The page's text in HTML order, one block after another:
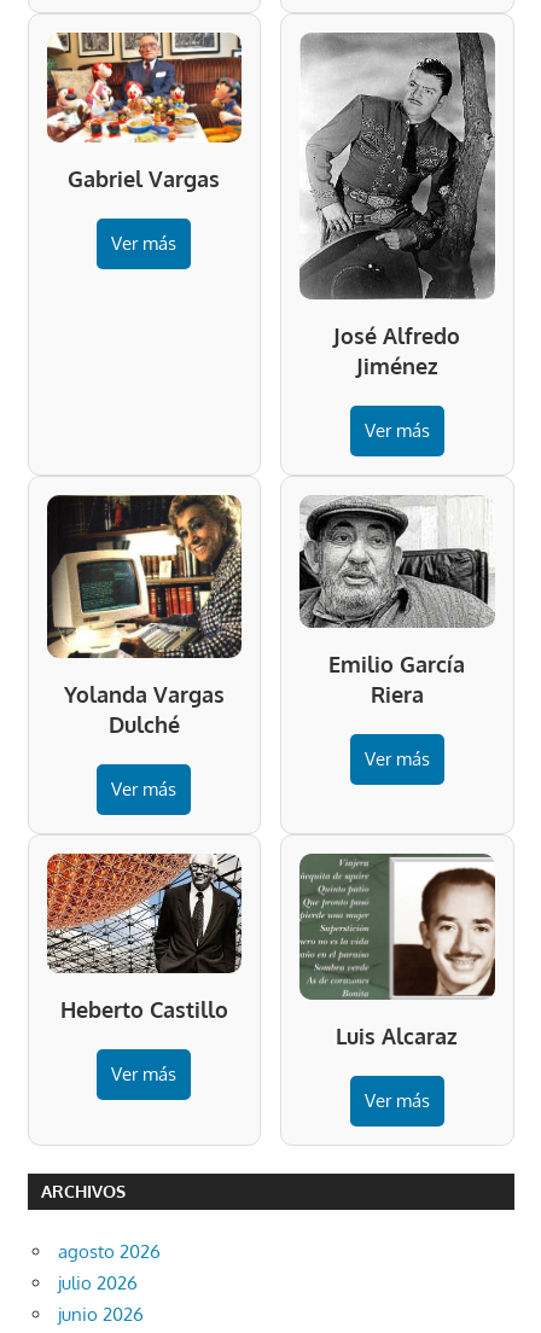
Gabriel Vargas
Ver más
José Alfredo
Jiménez
Ver más
Yolanda Vargas
Dulché
Ver más
Emilio García
Riera
Ver más
Heberto Castillo
Ver más
Luis Alcaraz
Ver más
ARCHIVOS
agosto 2026
julio 2026
junio 2026